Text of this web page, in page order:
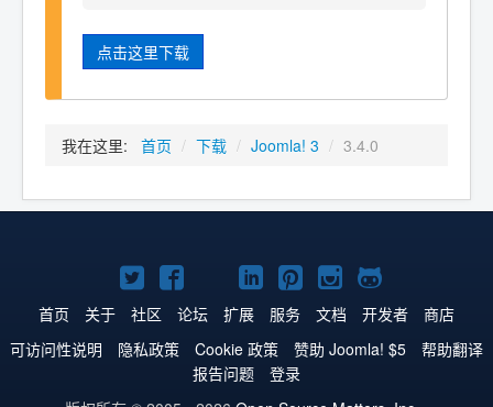
点击这里下载
我在这里: 首页 / 下载 / Joomla! 3 / 3.4.0
Twitter
主
页
Facebook
主
页
YouTube
主
页
LinkedIn
主
页
Pinterest
主
页
Instagram
主
页
GitHub
主
页
首页 关于 社区 论坛 扩展 服务 文档 开发者
商店
可访问性说明
隐私政策 Cookie 政策 赞助 Joomla! $5
帮助翻译
报告问题
登录